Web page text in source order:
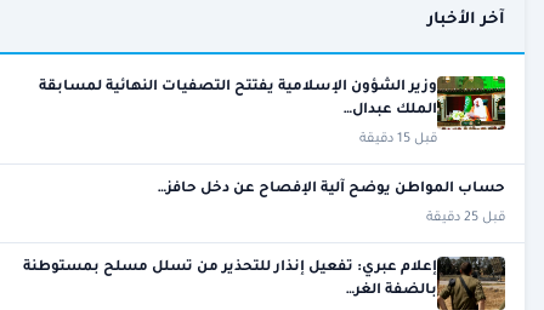
آخر الأخبار
وزير الشؤون الإسلامية يفتتح التصفيات النهائية لمسابقة
الملك عبدال…
قبل 15 دقيقة
حساب المواطن يوضح آلية الإفصاح عن دخل حافز…
قبل 25 دقيقة
إعلام عبري: تفعيل إنذار للتحذير من تسلل مسلح بمستوطنة
بالضفة الغر…